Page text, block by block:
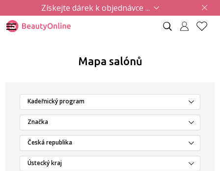
Získejte dárek k objednávce ...
Mapa salónů
Kadeřnický program
Značka
Česká republika
Ústecký kraj